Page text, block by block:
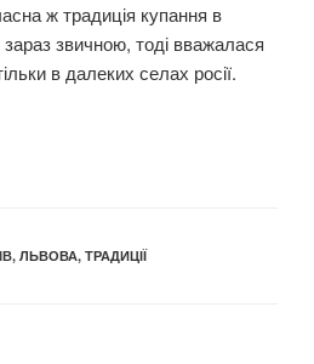
ж традиція купання в
звичною, тоді вважалася
в далеких селах росії.
, ЛЬВОВА, ТРАДИЦІЇ